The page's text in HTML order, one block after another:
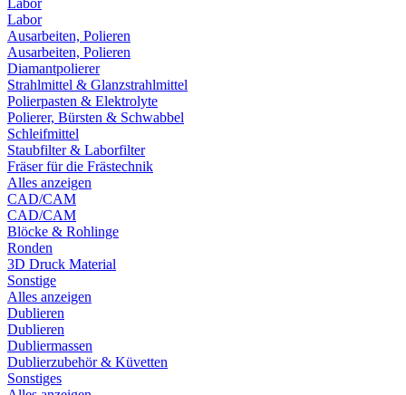
Labor
Labor
Ausarbeiten, Polieren
Ausarbeiten, Polieren
Diamantpolierer
Strahlmittel & Glanzstrahlmittel
Polierpasten & Elektrolyte
Polierer, Bürsten & Schwabbel
Schleifmittel
Staubfilter & Laborfilter
Fräser für die Frästechnik
Alles anzeigen
CAD/CAM
CAD/CAM
Blöcke & Rohlinge
Ronden
3D Druck Material
Sonstige
Alles anzeigen
Dublieren
Dublieren
Dubliermassen
Dublierzubehör & Küvetten
Sonstiges